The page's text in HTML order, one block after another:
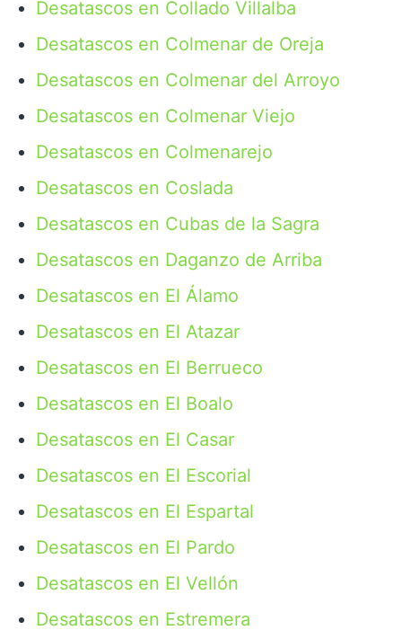
Desatascos en Collado Villalba
Desatascos en Colmenar de Oreja
Desatascos en Colmenar del Arroyo
Desatascos en Colmenar Viejo
Desatascos en Colmenarejo
Desatascos en Coslada
Desatascos en Cubas de la Sagra
Desatascos en Daganzo de Arriba
Desatascos en El Álamo
Desatascos en El Atazar
Desatascos en El Berrueco
Desatascos en El Boalo
Desatascos en El Casar
Desatascos en El Escorial
Desatascos en El Espartal
Desatascos en El Pardo
Desatascos en El Vellón
Desatascos en Estremera